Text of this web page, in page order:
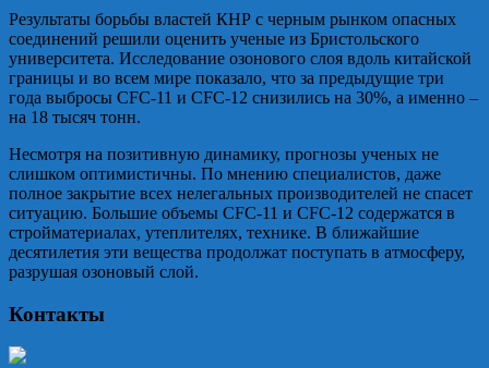
Результаты борьбы властей КНР с черным рынком опасных
соединений решили оценить ученые из Бристольского
университета. Исследование озонового слоя вдоль китайской
границы и во всем мире показало, что за предыдущие три
года выбросы CFC-11 и СFC-12 снизились на 30%, а именно –
на 18 тысяч тонн.
Несмотря на позитивную динамику, прогнозы ученых не
слишком оптимистичны. По мнению специалистов, даже
полное закрытие всех нелегальных производителей не спасет
ситуацию. Большие объемы CFC-11 и СFC-12 содержатся в
стройматериалах, утеплителях, технике. В ближайшие
десятилетия эти вещества продолжат поступать в атмосферу,
разрушая озоновый слой.
Контакты